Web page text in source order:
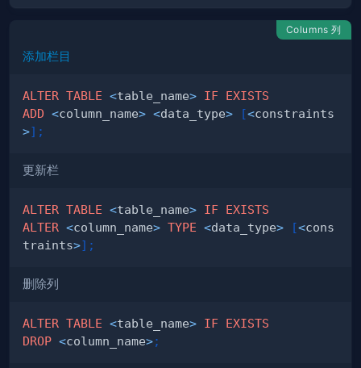
Columns 列
添加栏目
ALTER TABLE <table_name> IF EXISTS
ADD <column_name> <data_type> [<constraints
>] ;
更新栏
ALTER TABLE <table_name> IF EXISTS
ALTER <column_name> TYPE <data_type> [<cons
traints>] ;
删除列
ALTER TABLE <table_name> IF EXISTS
DROP <column_name>;